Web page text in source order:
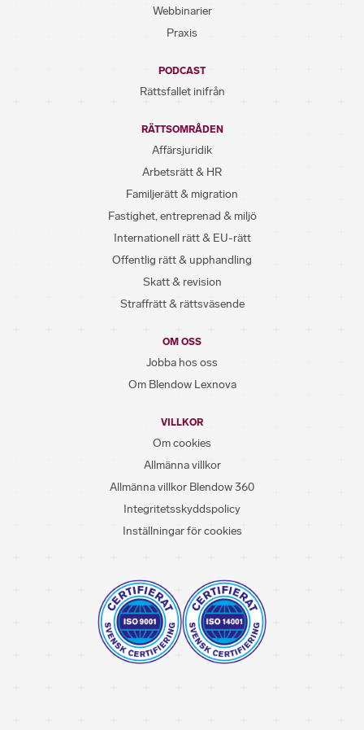
Webbinarier
Praxis
PODCAST
Rättsfallet inifrån
RÄTTSOMRÅDEN
Affärsjuridik
Arbetsrätt & HR
Familjerätt & migration
Fastighet, entreprenad & miljö
Internationell rätt & EU-rätt
Offentlig rätt & upphandling
Skatt & revision
Straffrätt & rättsväsende
OM OSS
Jobba hos oss
Om Blendow Lexnova
VILLKOR
Om cookies
Allmänna villkor
Allmänna villkor Blendow 360
Integritetsskyddspolicy
Inställningar för cookies